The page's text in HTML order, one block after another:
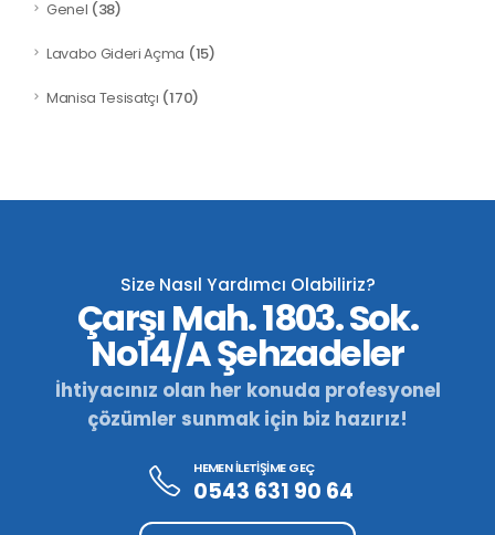
Genel (38)
Lavabo Gideri Açma (15)
Manisa Tesisatçı (170)
Size Nasıl Yardımcı Olabiliriz?
Çarşı Mah. 1803. Sok.
No14/A Şehzadeler
İhtiyacınız olan her konuda profesyonel
çözümler sunmak için biz hazırız!
HEMEN İLETİŞİME GEÇ
0543 631 90 64